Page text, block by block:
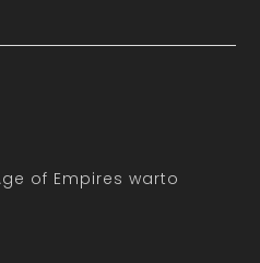
of Empires warto